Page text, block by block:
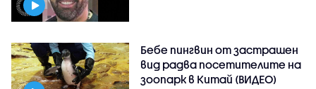
Бебе пингвин от застрашен
вид радва посетителите на
зоопарк в Китай (ВИДЕО)